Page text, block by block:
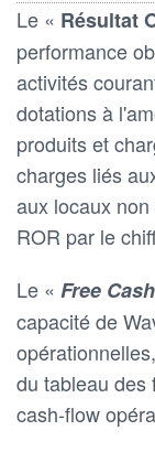
Le « Résultat
performance
activités
dotations à
produits et
charges liés
aux locaux
ROR par le
Le « Free
capacité de
du tableau des
cash-flow